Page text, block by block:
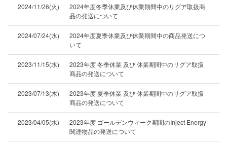
2024/11/26(火)
2024年度冬季休業及び休業期間中のリグア取扱商
品の発送について
2024/07/24(水)
2024年度夏季休業及び休業期間中の商品発送につ
いて
2023/11/15(水)
2023年度 冬季休業 及び 休業期間中のリグア取扱
商品の発送について
2023/07/13(木)
2023年度 夏季休業 及び 休業期間中のリグア取扱
商品の発送について
2023/04/05(水)
2023年度 ゴールデンウィーク期間のInject Energy
関連物品の発送について